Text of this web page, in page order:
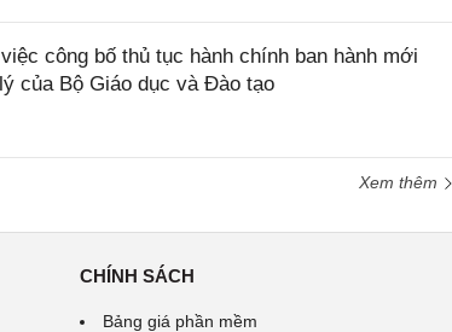
công bố thủ tục hành chính ban hành mới
của Bộ Giáo dục và Đào tạo
Xem thêm
CHÍNH SÁCH
Bảng giá phần mềm